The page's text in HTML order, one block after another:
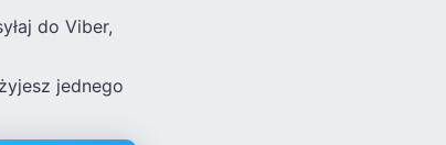
do Viber,
jednego